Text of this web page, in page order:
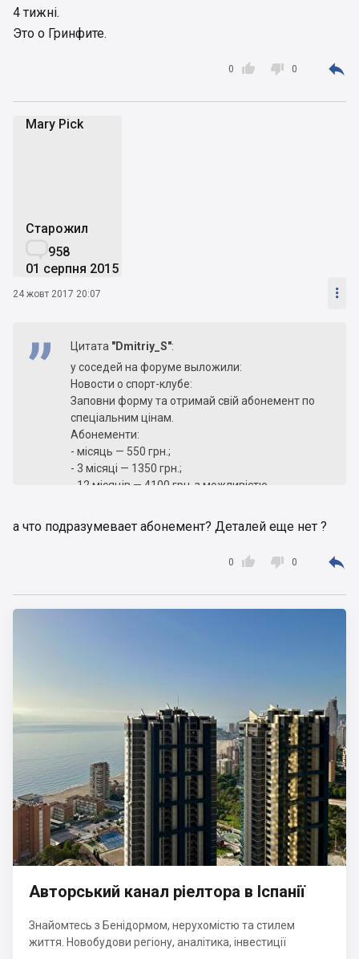
4 тижні.
Это о Гринфите.

0  0 
Mary Pick
Старожил
958
01 серпня 2015
24 жовт 2017 20:07 
Цитата "Dmitriy_S":
у соседей на форуме выложили:
Новости о спорт-клубе:
Заповни форму та отримай свій абонемент по
спеціальним цінам.
Абонементи:
- місяць — 550 грн.;
- 3 місяці — 1350 грн.;
- 12 місяців — 4100 грн. з можливістю
Это о Гринфите.
а что подразумевает абонемент? Деталей еще нет ?

0  0 
Авторський канал ріелтора в Іспанії
Знайомтесь з Бенідормом, нерухомістю та стилем
життя. Новобудови регіону, аналітика, інвестиції